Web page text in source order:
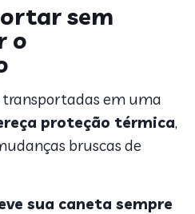
sem
o
transportadas em uma
proteção térmica,
bruscas de
sua caneta sempre